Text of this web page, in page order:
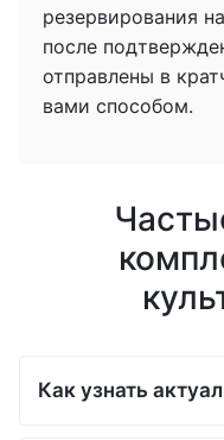
резервирования
после
отправлены в
вами способом.
Как узнать